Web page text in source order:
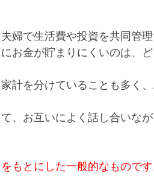
婦で生活費や投資を共同管理
お金が貯まりにくいのは、
計を分けていることも多く
、お互いによく話し合いな
もとにした一般的なものです